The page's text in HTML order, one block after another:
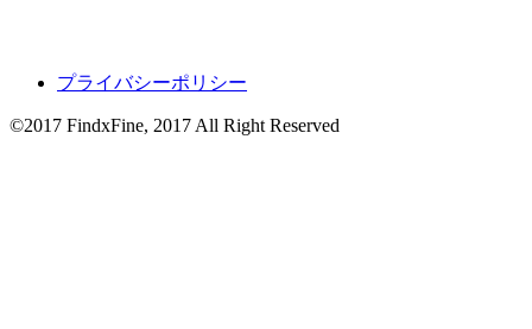
プライバシーポリシー
©2017 FindxFine, 2017 All Right Reserved